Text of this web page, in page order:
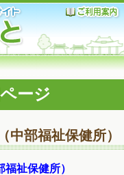
ージ
中部福祉保健所）
祉保健所）